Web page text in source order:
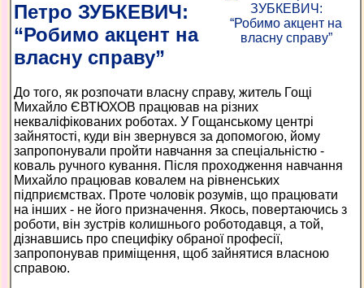
Петро ЗУБКЕВИЧ:
“Робимо акцент на
власну справу”
До того, як розпочати власну справу, житель Гощі
Михайло ЄВТЮХОВ працював на різних
некваліфікованих роботах. У Гощанському центрі
зайнятості, куди він звернувся за допомогою, йому
запропонували пройти навчання за спеціальністю -
коваль ручного кування. Після проходження навчання
Михайло працював ковалем на рівненських
підприємствах. Проте чоловік розумів, що працювати
на інших - не його призначення. Якось, повертаючись з
роботи, він зустрів колишнього роботодавця, а той,
дізнавшись про специфіку обраної професії,
запропонував приміщення, щоб зайнятися власною
справою.